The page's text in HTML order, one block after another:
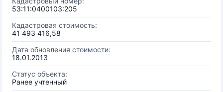
53:11:0400103:205
Кадастровая стоимость:
41 493 416,58
Дата обновления стоимости:
18.01.2013
Статус объекта:
Ранее учтенный